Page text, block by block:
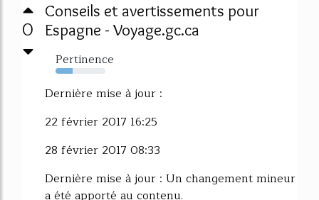
0
Conseils et avertissements pour
Espagne - Voyage.gc.ca
Pertinence
34%
Dernière mise à jour :
22 février 2017 16:25
28 février 2017 08:33
Dernière mise à jour : Un changement mineur
a été apporté au contenu.